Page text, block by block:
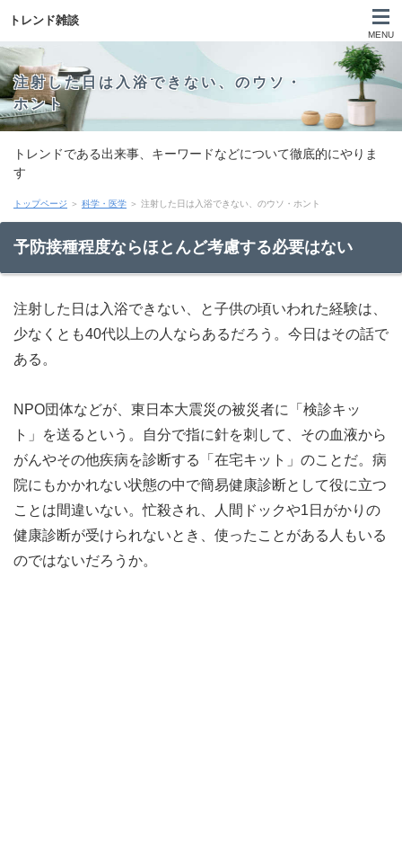
トレンド雑談
MENU
注射した日は入浴できない、のウソ・
ホント
トレンドである出来事、キーワードなどについて徹底的にやりま
す
トップページ ＞ 科学・医学 ＞ 注射した日は入浴できない、のウソ・ホント
予防接種程度ならほとんど考慮する必要はない
注射した日は入浴できない、と子供の頃いわれた経験は、
少なくとも40代以上の人ならあるだろう。今日はその話で
ある。
NPO団体などが、東日本大震災の被災者に「検診キッ
ト」を送るという。自分で指に針を刺して、その血液から
がんやその他疾病を診断する「在宅キット」のことだ。病
院にもかかれない状態の中で簡易健康診断として役に立つ
ことは間違いない。忙殺され、人間ドックや1日がかりの
健康診断が受けられないとき、使ったことがある人もいる
のではないだろうか。